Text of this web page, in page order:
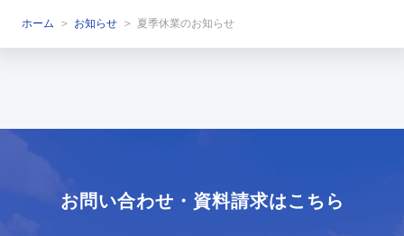
ホーム お知らせ 夏季休業のお知らせ
お問い合わせ・資料請求はこちら